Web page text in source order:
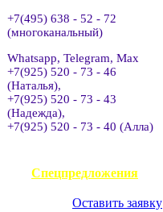
+7(495) 638 - 52 - 72
(многоканальный)
Whatsapp, Telegram, Max
+7(925) 520 - 73 - 46
(Наталья),
+7(925) 520 - 73 - 43
(Надежда),
+7(925) 520 - 73 - 40 (Алла)
Спецпредложения
Оставить заявку